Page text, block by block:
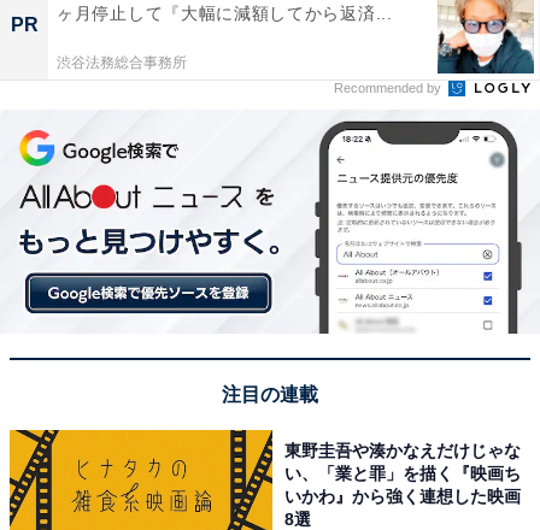
日本酒は、右手で徳利の真ん中ほどを持ち、左手を添え
て注ぎます。量はお猪口の8分目程度が目安。お猪口を
テーブルに置いたまま注ぐのはマナー違反ですので、相
手がお猪口を持つまで待ってから注ぎます。熱燗の場合
は、熱いのでこぼさないように注意しましょう。
お酒の注ぎ方には、お酒の種類や場面によって異なるマ
ナーがあります。お酒のマナーを心得ておくことで、自
信をもって相手とのコミュニケーションを楽しむことが
17年間の国際線客室業務員経験をもとに人財育成ト
レーナーとして活躍。ベストセラーとなった「ファ
ーストクラスに乗る人のシンプルな習慣」執筆。日
PR
ヶ月停止して『大幅に減額してから返済...
渋谷法務総合事務所
Recommended by
注目の連載
東野圭吾や湊かなえだけじゃな
い、「業と罪」を描く『映画ち
いかわ』から強く連想した映画
8選